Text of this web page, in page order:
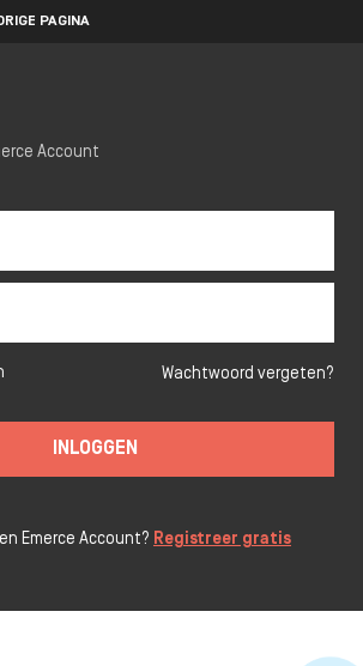
PAGINA
Account
Wachtwoord vergeten?
INLOGGEN
Emerce Account? Registreer gratis